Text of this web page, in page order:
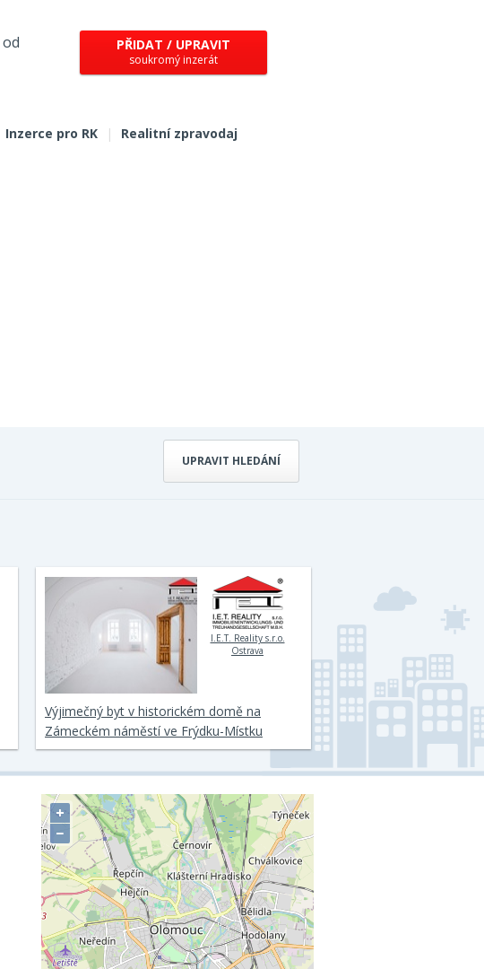
od
PŘIDAT / UPRAVIT
soukromý inzerát
Inzerce pro RK | Realitní zpravodaj
UPRAVIT HLEDÁNÍ
I.E.T. Reality s.r.o.
Ostrava
Výjimečný byt v historickém domě na
Zámeckém náměstí ve Frýdku-Místku
+
−